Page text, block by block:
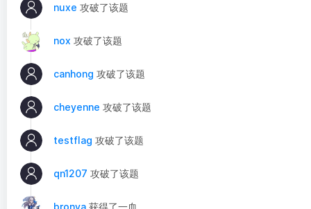
nuxe 攻破了该题
nox 攻破了该题
canhong 攻破了该题
cheyenne 攻破了该题
testflag 攻破了该题
qn1207 攻破了该题
bronya 获得了一血